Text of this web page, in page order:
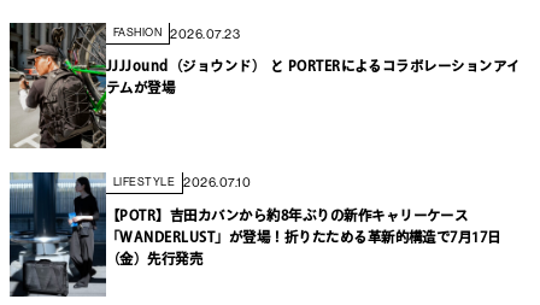
FASHION 2026.07.23
JJJJound（ジョウンド） と PORTERによるコラボレーションアイ
テムが登場
LIFESTYLE 2026.07.10
【POTR】吉田カバンから約8年ぶりの新作キャリーケース
「WANDERLUST」が登場！折りたためる革新的構造で7月17日
（金）先行発売